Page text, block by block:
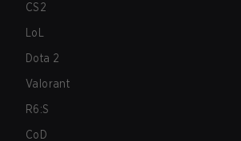
CS2
LoL
Dota 2
Valorant
R6:S
CoD